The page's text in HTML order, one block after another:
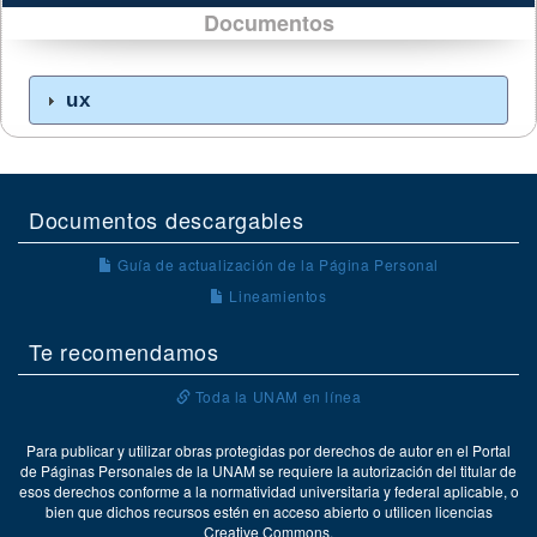
Documentos
ux
Documentos descargables
Guía de actualización de la Página Personal
Lineamientos
Te recomendamos
Toda la UNAM en línea
Para publicar y utilizar obras protegidas por derechos de autor en el Portal
de Páginas Personales de la UNAM se requiere la autorización del titular de
esos derechos conforme a la normatividad universitaria y federal aplicable, o
bien que dichos recursos estén en acceso abierto o utilicen licencias
Creative Commons.